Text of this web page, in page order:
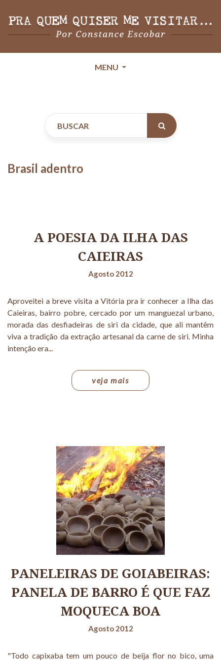
MENU
Brasil adentro
A POESIA DA ILHA DAS
CAIEIRAS
Agosto 2012
Aproveitei a breve visita a Vitória pra ir conhecer a Ilha das
Caieiras, bairro pobre, cercado por um manguezal urbano,
morada das desfiadeiras de siri da cidade, que ali mantêm
viva a tradição da extração artesanal da carne de siri. Minha
intenção era...
veja mais
PANELEIRAS DE GOIABEIRAS:
PANELA DE BARRO É QUE FAZ
MOQUECA BOA
Agosto 2012
"Todo capixaba tem um pouco de beija flor no bico, uma